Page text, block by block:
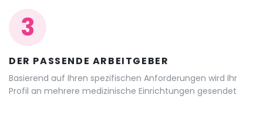
3
DER PASSENDE ARBEITGEBER
Basierend auf Ihren spezifischen Anforderungen wird Ihr
Profil an mehrere medizinische Einrichtungen gesendet